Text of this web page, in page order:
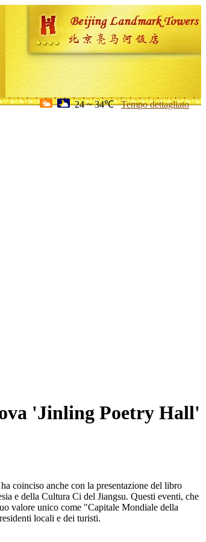
24 ~ 34℃ Tempo dettagliato
'Jinling Poetry Hall'
coinciso anche con la presentazione del libro
e della Cultura Ci del Jiangsu. Questi eventi, che
valore unico come "Capitale Mondiale della
locali e dei turisti.